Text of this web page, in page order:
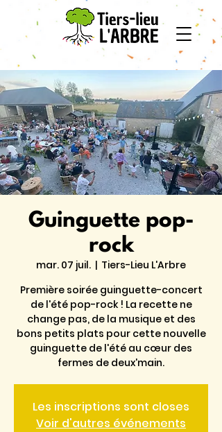
Guinguette pop-
rock
mar. 07 juil.
  |
Tiers-Lieu L'Arbre
Première soirée guinguette-concert
de l'été pop-rock ! La recette ne
change pas, de la musique et des
bons petits plats pour cette nouvelle
guinguette de l'été au cœur des
fermes de deux'main.
Les inscriptions sont closes
Voir d'autres événements